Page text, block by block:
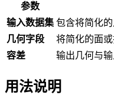
参数
输入数据集 包含将简化的
几何字段
将简化的面或
容差
输出几何与输
用法说明